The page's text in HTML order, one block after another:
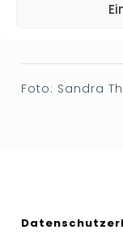
Designation:
Foto: Sandra